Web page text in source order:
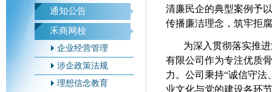
通知公告
禾商网校
企业经营管理
涉企政策法规
理想信念教育
清廉民企的典型案例予
传播廉洁理念，筑牢拒
为深入贯彻落实推
有限公司作为专注优质
力。公司秉持“诚信守
业文化与党的建设各环